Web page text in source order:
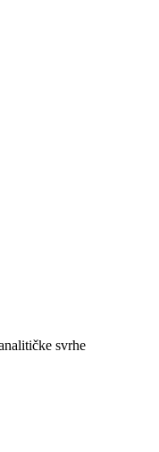
svrhe